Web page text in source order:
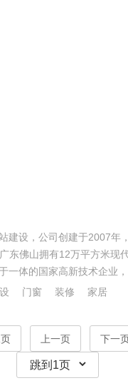
建设，公司创建于2007年
东佛山拥有12万平方米现
一体的国家高新技术企业，
装技术导则》，是国家建筑
门窗 装修 家居
上一页 下一